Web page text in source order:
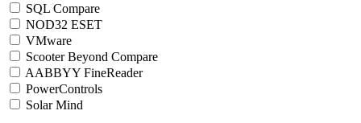
SQL Compare
NOD32 ESET
VMware
Scooter Beyond Compare
AABBYY FineReader
PowerControls
Solar Mind